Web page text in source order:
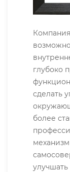
глубоко
сделать
более